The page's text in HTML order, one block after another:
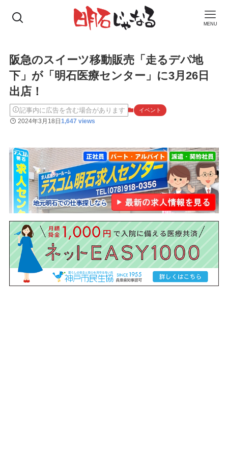
MENU
阪急のスイーツ移動販売「走るデパ地
下」が「明石医療センター」に3月26日
出店！
記事内に広告を含む場合があります イベント
2024年3月18日1,647 views